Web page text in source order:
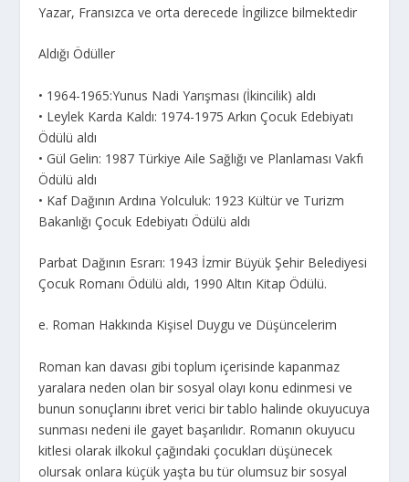
Yazar, Fransızca ve orta derecede İngilizce bilmektedir
Aldığı Ödüller
• 1964-1965:Yunus Nadi Yarışması (İkincilik) aldı
• Leylek Karda Kaldı: 1974-1975 Arkın Çocuk Edebiyatı
Ödülü aldı
• Gül Gelin: 1987 Türkiye Aile Sağlığı ve Planlaması Vakfı
Ödülü aldı
• Kaf Dağının Ardına Yolculuk: 1923 Kültür ve Turizm
Bakanlığı Çocuk Edebiyatı Ödülü aldı
Parbat Dağının Esrarı: 1943 İzmir Büyük Şehir Belediyesi
Çocuk Romanı Ödülü aldı, 1990 Altın Kitap Ödülü.
e. Roman Hakkında Kişisel Duygu ve Düşüncelerim
Roman kan davası gibi toplum içerisinde kapanmaz
yaralara neden olan bir sosyal olayı konu edinmesi ve
bunun sonuçlarını ibret verici bir tablo halinde okuyucuya
sunması nedeni ile gayet başarılıdır. Romanın okuyucu
kitlesi olarak ilkokul çağındaki çocukları düşünecek
olursak onlara küçük yaşta bu tür olumsuz bir sosyal